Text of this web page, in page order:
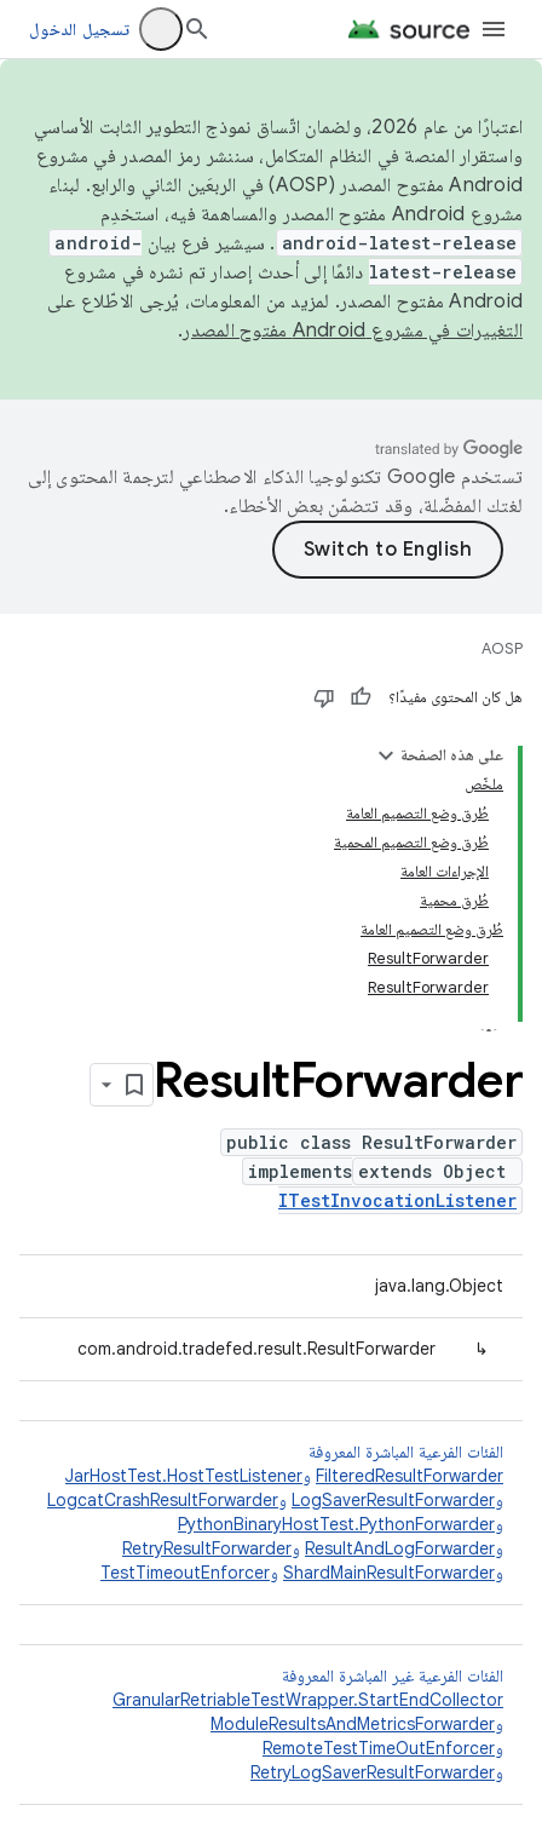
تسجيل الدخول
اعتبارًا من عام 2026، ولضمان اتّساق نموذج التطوير الثابت الأساسي
واستقرار المنصة في النظام المتكامل، سننشر رمز المصدر في مشروع
Android مفتوح المصدر (AOSP) في الربعَين الثاني والرابع. لبناء
مشروع Android مفتوح المصدر والمساهمة فيه، استخدِم
android-latest-release . سيشير فرع بيان android-
latest-release دائمًا إلى أحدث إصدار تم نشره في مشروع
Android مفتوح المصدر. لمزيد من المعلومات، يُرجى الاطّلاع على
التغييرات في مشروع Android مفتوح المصدر
.
تستخدم Google تكنولوجيا الذكاء الاصطناعي لترجمة المحتوى إلى
لغتك المفضّلة، وقد تتضمّن بعض الأخطاء.
AOSP
هل كان المحتوى مفيدًا؟
على هذه الصفحة
ملخّص
طُرق وضع التصميم العامة
طُرق وضع التصميم المحمية
الإجراءات العامة
طُرق محمية
طُرق وضع التصميم العامة
ResultForwarder
ResultForwarder
ResultForwarder
public class ResultForwarder
extends Object
implements
ITestInvocationListener
java.lang.Object
↳
com.android.tradefed.result.ResultForwarder
الفئات الفرعية المباشرة المعروفة
FilteredResultForwarder وJarHostTest.HostTestListener
وLogSaverResultForwarder وLogcatCrashResultForwarder
وPythonBinaryHostTest.PythonForwarder
وResultAndLogForwarder وRetryResultForwarder
وShardMainResultForwarder وTestTimeoutEnforcer
الفئات الفرعية غير المباشرة المعروفة
GranularRetriableTestWrapper.StartEndCollector
وModuleResultsAndMetricsForwarder
وRemoteTestTimeOutEnforcer
وRetryLogSaverResultForwarder